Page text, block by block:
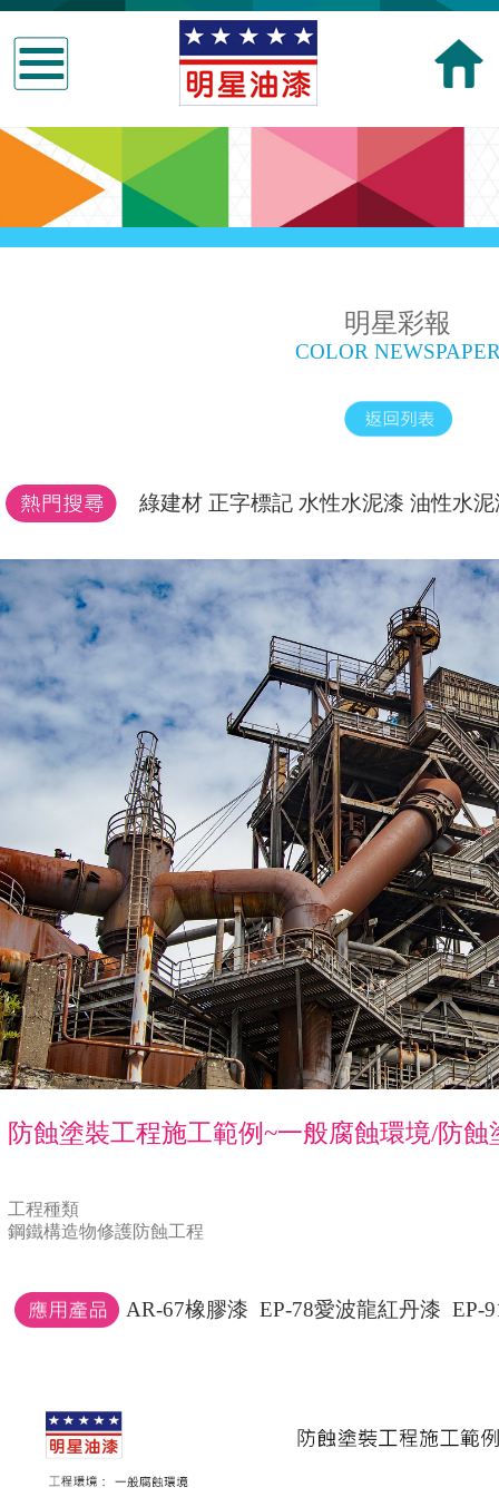
明星彩報
COLOR
綠建材 正字標記 水性水泥漆 油性水泥
防蝕塗裝工程施工範例~一般腐蝕環境/防蝕
工程種類
鋼鐵構造物修護防蝕工程
AR-67橡膠漆 EP-78愛波龍紅丹漆 EP-